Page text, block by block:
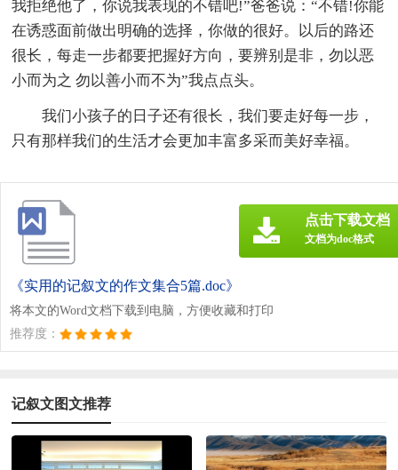
我拒绝他了，你说我表现的不错吧!”爸爸说：“不错!你能
在诱惑面前做出明确的选择，你做的很好。以后的路还
很长，每走一步都要把握好方向，要辨别是非，勿以恶
小而为之 勿以善小而不为”我点点头。
我们小孩子的日子还有很长，我们要走好每一步，
只有那样我们的生活才会更加丰富多采而美好幸福。
《实用的记叙文的作文集合5篇.doc》
将本文的Word文档下载到电脑，方便收藏和打印
推荐度：
点击下载文档
文档为doc格式
记叙文图文推荐